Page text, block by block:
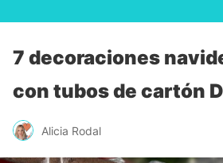
7 decoraciones
con tubos de cartón
Alicia Rodal